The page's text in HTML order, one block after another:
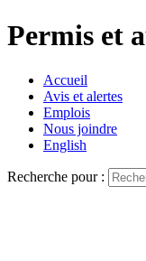
Permis et
Accueil
Avis et alertes
Emplois
Nous joindre
English
Recherche pour :